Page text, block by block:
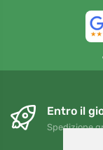
Entro il
Spedizione